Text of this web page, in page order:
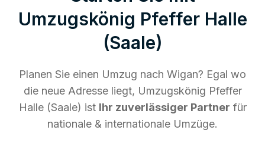
Umzugskönig Pfeffer Halle
(Saale)
Planen Sie einen Umzug nach Wigan? Egal wo
die neue Adresse liegt, Umzugskönig Pfeffer
Halle (Saale) ist Ihr zuverlässiger Partner für
nationale & internationale Umzüge.